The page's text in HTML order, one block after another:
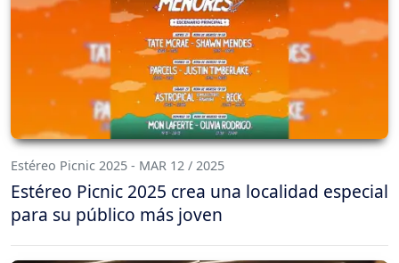
Estéreo Picnic 2025 - MAR 12 / 2025
Estéreo Picnic 2025 crea una localidad especial
para su público más joven